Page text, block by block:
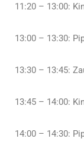
11:20 – 13:00:
13:00 – 13:30:
13:30 – 13:45:
13:45 – 14:00:
14:00 – 14:30: